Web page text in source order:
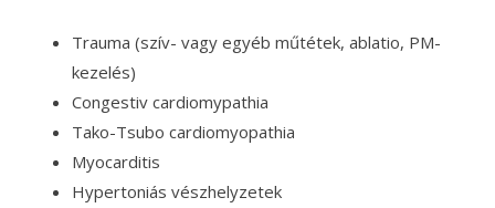
Trauma (szív- vagy egyéb műtétek, ablatio, PM-
kezelés)
Congestiv cardiomypathia
Tako-Tsubo cardiomyopathia
Myocarditis
Hypertoniás vészhelyzetek